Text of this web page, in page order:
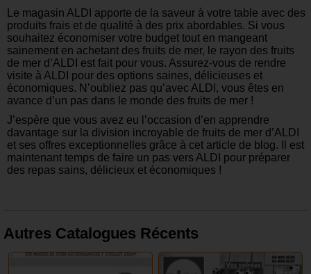
Le magasin ALDI apporte de la saveur à votre table avec des
produits frais et de qualité à des prix abordables. Si vous
souhaitez économiser votre budget tout en mangeant
sainement en achetant des fruits de mer, le rayon des fruits
de mer d’ALDI est fait pour vous. Assurez-vous de rendre
visite à ALDI pour des options saines, délicieuses et
économiques. N’oubliez pas qu’avec ALDI, vous êtes en
avance d’un pas dans le monde des fruits de mer !
J’espère que vous avez eu l’occasion d’en apprendre
davantage sur la division incroyable de fruits de mer d’ALDI
et ses offres exceptionnelles grâce à cet article de blog. Il est
maintenant temps de faire un pas vers ALDI pour préparer
des repas sains, délicieux et économiques !
Autres Catalogues Récents